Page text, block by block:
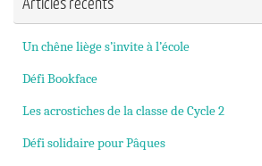
Articles récents
Un chêne liège s’invite à l’école
Défi Bookface
Les acrostiches de la classe de Cycle 2
Défi solidaire pour Pâques